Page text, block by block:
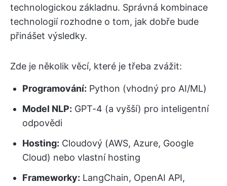
technologickou základnu. Správná kombinace
technologií rozhodne o tom, jak dobře bude
přinášet výsledky.
Zde je několik věcí, které je třeba zvážit:
Programování: Python (vhodný pro AI/ML)
Model NLP: GPT-4 (a vyšší) pro inteligentní
odpovědi
Hosting: Cloudový (AWS, Azure, Google
Cloud) nebo vlastní hosting
Frameworky: LangChain, OpenAI API,